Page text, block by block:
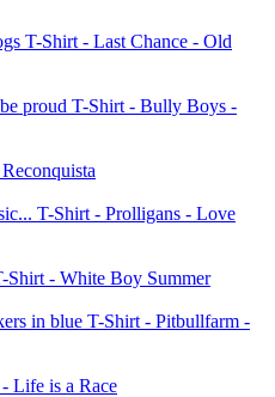
T-Shirt - Last Chance - Old
T-Shirt - Bully Boys -
T-Shirt - Prolligans - Love
Shirt - White Boy Summer
T-Shirt - Pitbullfarm -
Life is a Race